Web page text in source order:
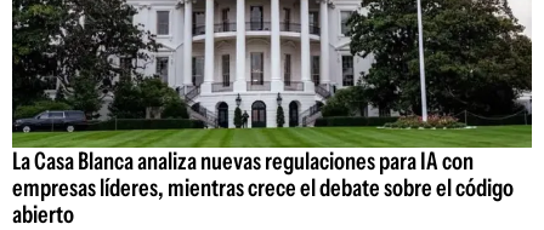
La Casa Blanca analiza nuevas regulaciones para IA con
empresas líderes, mientras crece el debate sobre el código
abierto